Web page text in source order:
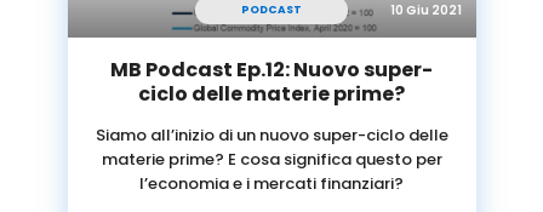
PODCAST 10 Giu 2021
MB Podcast Ep.12: Nuovo super-
ciclo delle materie prime?
Siamo all’inizio di un nuovo super-ciclo delle
materie prime? E cosa significa questo per
l’economia e i mercati finanziari?